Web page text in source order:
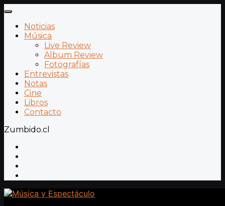
Noticias
Música
Live Review
Album Review
Fotografías
Entrevistas
Notas
Cine
Libros
Contacto
Zumbido.cl